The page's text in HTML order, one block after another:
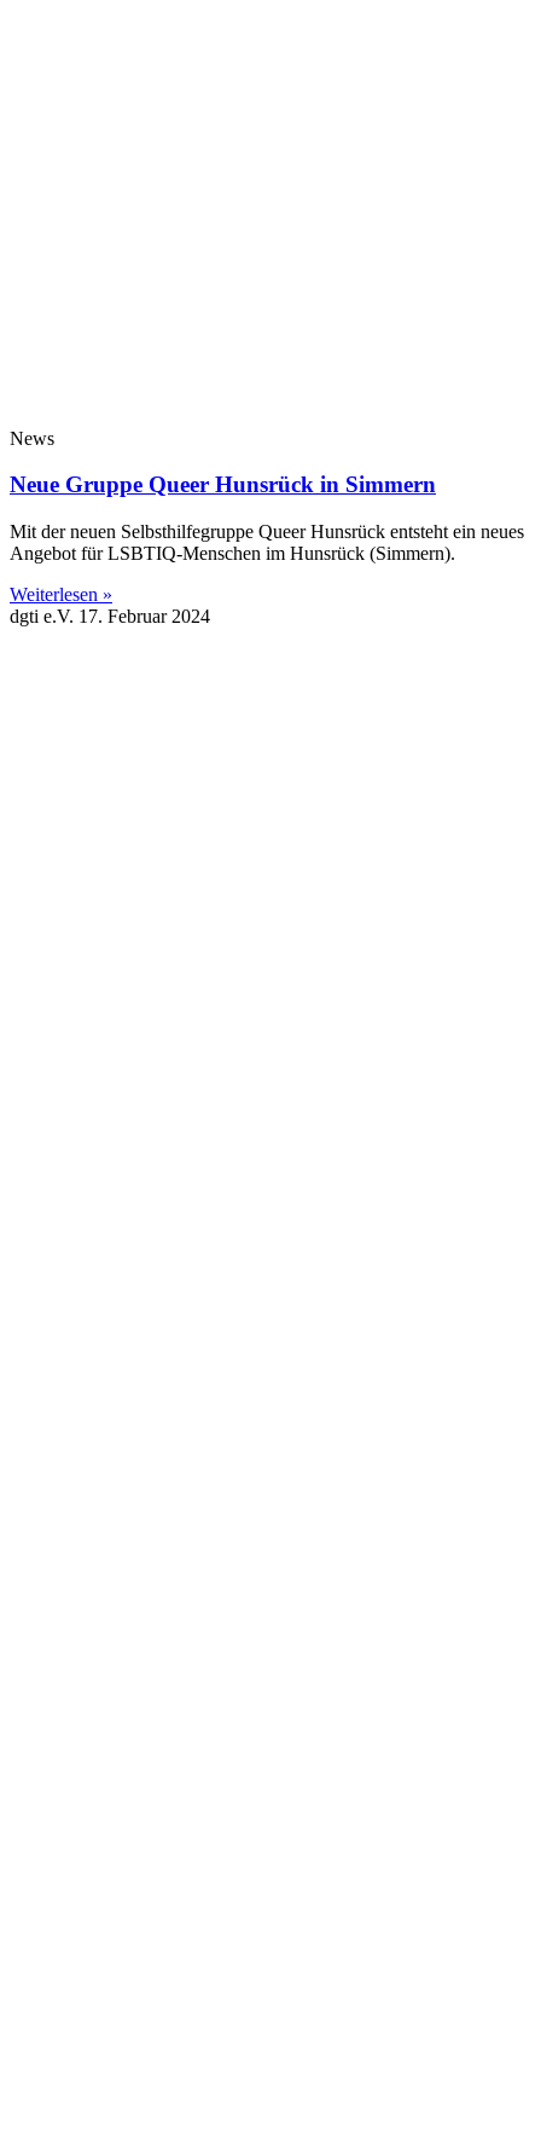
News
Neue Gruppe Queer Hunsrück in Simmern
Mit der neuen Selbsthilfegruppe Queer Hunsrück entsteht ein neues
Angebot für LSBTIQ-Menschen im Hunsrück (Simmern).
Weiterlesen »
dgti e.V. 17. Februar 2024